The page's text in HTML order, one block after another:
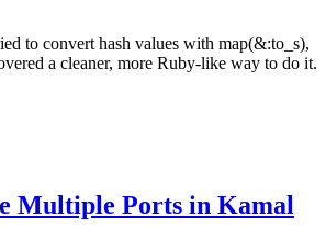
to convert hash values with map(&:to_s),
a cleaner, more Ruby-like way to do it.
Multiple Ports in Kamal